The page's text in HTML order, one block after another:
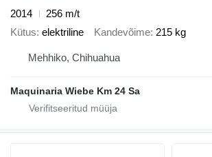
2014
256 m/t
Kütus elektriline Kandevõime 215 kg
Mehhiko, Chihuahua
Maquinaria Wiebe Km 24 Sa